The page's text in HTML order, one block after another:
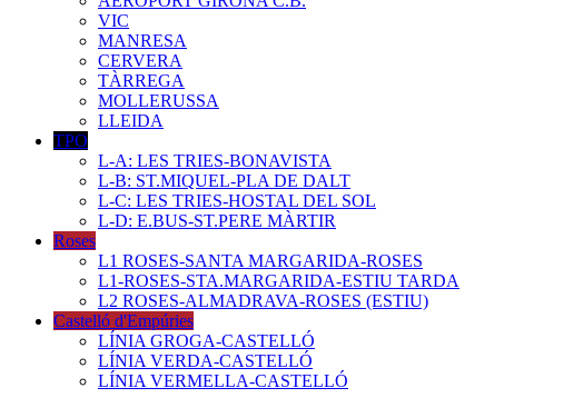
VIC
MANRESA
CERVERA
TÀRREGA
MOLLERUSSA
LLEIDA
TPO
L-A: LES TRIES-BONAVISTA
L-B: ST.MIQUEL-PLA DE DALT
L-C: LES TRIES-HOSTAL DEL SOL
L-D: E.BUS-ST.PERE MÀRTIR
Roses
L1 ROSES-SANTA MARGARIDA-ROSES
L1-ROSES-STA.MARGARIDA-ESTIU TARDA
L2 ROSES-ALMADRAVA-ROSES (ESTIU)
Castelló d'Empúries
LÍNIA GROGA-CASTELLÓ
LÍNIA VERDA-CASTELLÓ
LÍNIA VERMELLA-CASTELLÓ